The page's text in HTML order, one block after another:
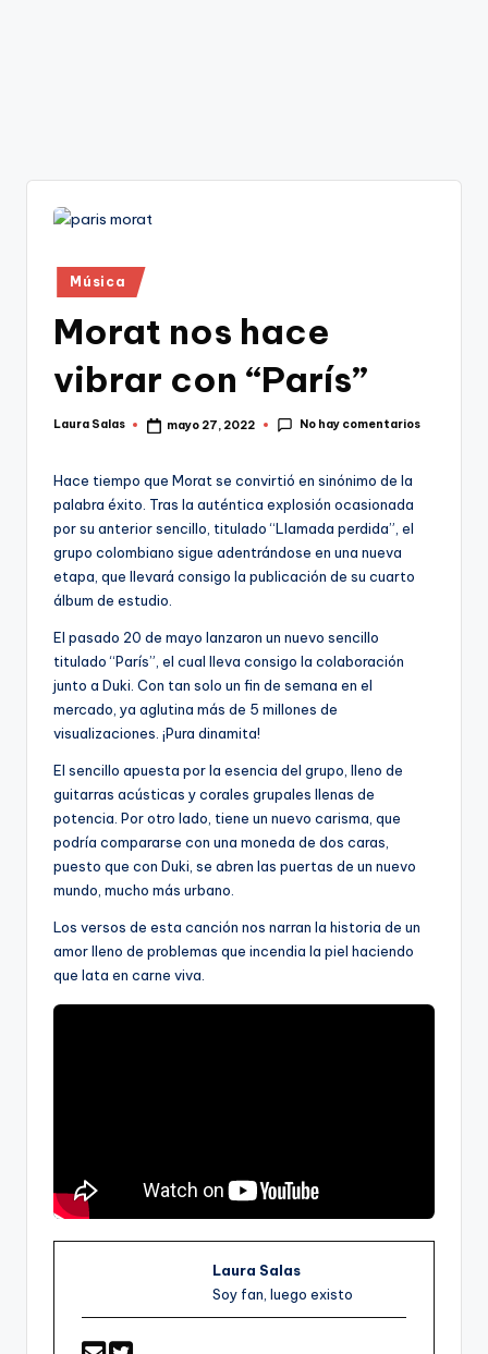
Publicado
en
Música
Morat nos hace
vibrar con “París”
Publicado
Laura Salas mayo 27, 2022 No hay comentarios
Hace tiempo que Morat se convirtió en sinónimo de la
palabra éxito. Tras la auténtica explosión ocasionada
por su anterior sencillo, titulado “Llamada perdida”, el
grupo colombiano sigue adentrándose en una nueva
etapa, que llevará consigo la publicación de su cuarto
álbum de estudio.
El pasado 20 de mayo lanzaron un nuevo sencillo
titulado “París”, el cual lleva consigo la colaboración
junto a Duki. Con tan solo un fin de semana en el
mercado, ya aglutina más de 5 millones de
visualizaciones. ¡Pura dinamita!
El sencillo apuesta por la esencia del grupo, lleno de
guitarras acústicas y corales grupales llenas de
potencia. Por otro lado, tiene un nuevo carisma, que
podría compararse con una moneda de dos caras,
puesto que con Duki, se abren las puertas de un nuevo
mundo, mucho más urbano.
Los versos de esta canción nos narran la historia de un
amor lleno de problemas que incendia la piel haciendo
que lata en carne viva.
Laura Salas
Soy fan, luego existo